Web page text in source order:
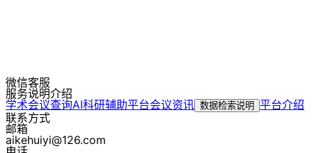
微信客服
服务说明介绍
学术会议查询AI科研辅助平台会议资讯 数据检索说明 平台介绍
联系方式
邮箱
aikehuiyi@126.com